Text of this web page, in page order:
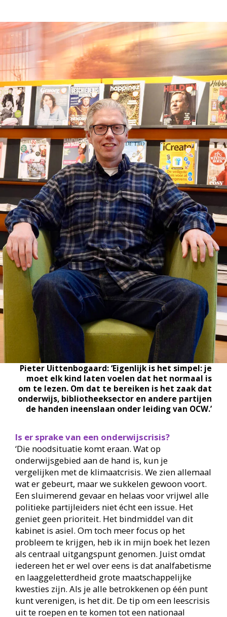
Is er sprake van een onderwijscrisis?
‘Die noodsituatie komt eraan. Wat op
onderwijsgebied aan de hand is, kun je
vergelijken met de klimaatcrisis. We zien allemaal
wat er gebeurt, maar we sukkelen gewoon voort.
Een sluimerend gevaar en helaas voor vrijwel alle
politieke partijleiders niet écht een issue. Het
geniet geen prioriteit. Het bindmiddel van dit
kabinet is asiel. Om toch meer focus op het
probleem te krijgen, heb ik in mijn boek het lezen
als centraal uitgangspunt genomen. Juist omdat
iedereen het er wel over eens is dat analfabetisme
en laaggeletterdheid grote maatschappelijke
kwesties zijn. Als je alle betrokkenen op één punt
kunt verenigen, is het dit. De tip om een leescrisis
uit te roepen en te komen tot een nationaal
Pieter Uittenbogaard: ‘Eigenlijk is het simpel: je
moet elk kind laten voelen dat het normaal is
om te lezen. Om dat te bereiken is het zaak dat
onderwijs, bibliotheeksector en andere partijen
de handen ineenslaan onder leiding van OCW.’